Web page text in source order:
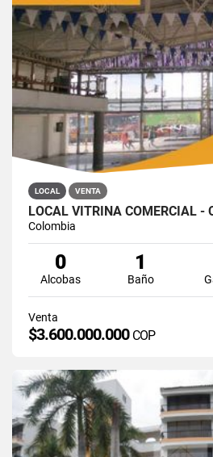
LOCAL VENTA
Colombia
0
Alcobas
1
Baño
Venta
$3.600.000.000 COP